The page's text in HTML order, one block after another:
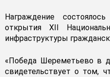
Награждение
открытия XII
инфраструктуры
«Победа Шереметьево в
свидетельствует о том,